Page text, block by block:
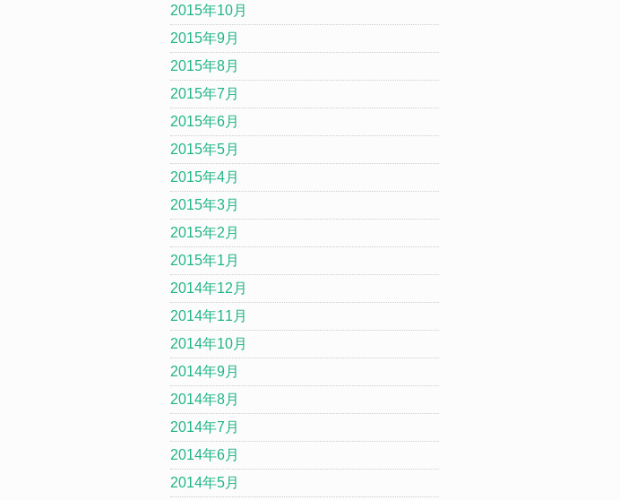
2015年10月
2015年9月
2015年8月
2015年7月
2015年6月
2015年5月
2015年4月
2015年3月
2015年2月
2015年1月
2014年12月
2014年11月
2014年10月
2014年9月
2014年8月
2014年7月
2014年6月
2014年5月